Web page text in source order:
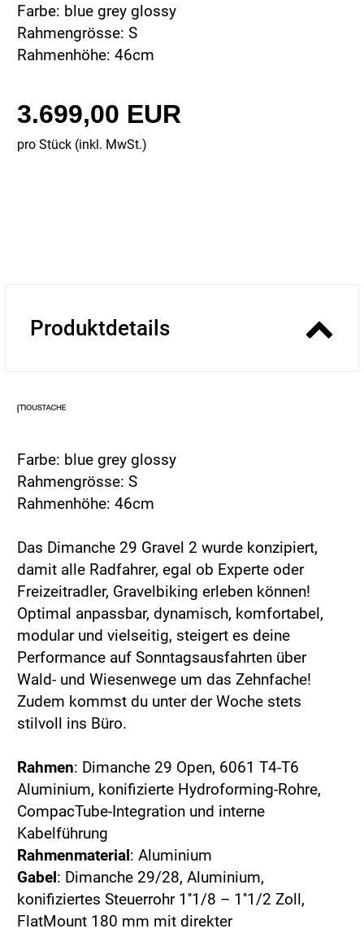
Farbe: blue grey glossy
Rahmengrösse: S
Rahmenhöhe: 46cm
3.699,00 EUR
pro Stück (inkl. MwSt.)
Produktdetails
Farbe: blue grey glossy
Rahmengrösse: S
Rahmenhöhe: 46cm
Das Dimanche 29 Gravel 2 wurde konzipiert,
damit alle Radfahrer, egal ob Experte oder
Freizeitradler, Gravelbiking erleben können!
Optimal anpassbar, dynamisch, komfortabel,
modular und vielseitig, steigert es deine
Performance auf Sonntagsausfahrten über
Wald- und Wiesenwege um das Zehnfache!
Zudem kommst du unter der Woche stets
stilvoll ins Büro.
Rahmen: Dimanche 29 Open, 6061 T4-T6
Aluminium, konifizierte Hydroforming-Rohre,
CompacTube-Integration und interne
Kabelführung
Rahmenmaterial: Aluminium
Gabel: Dimanche 29/28, Aluminium,
konifiziertes Steuerrohr 1''1/8 – 1''1/2 Zoll,
FlatMount 180 mm mit direkter